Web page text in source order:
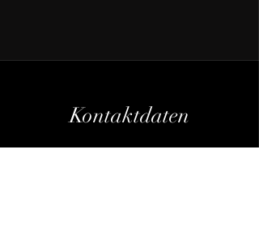
Kontaktdaten